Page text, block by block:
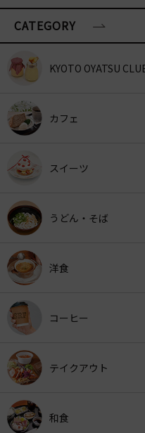
CATEGORY
KYOTO OYATSU
カフェ
スイーツ
うどん・そば
洋食
コーヒー
テイクアウト
和食